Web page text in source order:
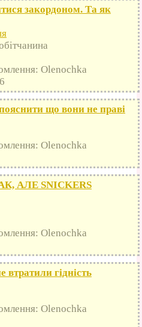
закордоном. Та як
Olenochka
що вони не праві
Olenochka
АЛЕ SNICKERS
Olenochka
втратили гідність
Olenochka